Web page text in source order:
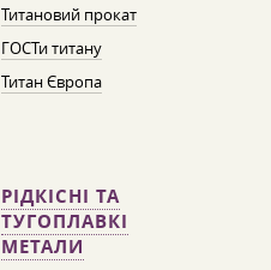
Титановий прокат
ГОСТи титану
Титан Європа
РІДКІСНІ ТА
ТУГОПЛАВКІ
МЕТАЛИ